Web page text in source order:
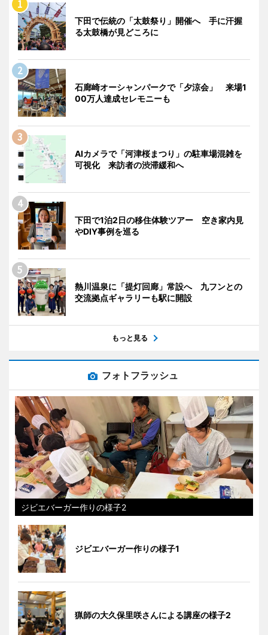
下田で伝統の「太鼓祭り」開催へ 手に汗握
る太鼓橋が見どころに
石廊崎オーシャンパークで「夕涼会」 来場1
00万人達成セレモニーも
AIカメラで「河津桜まつり」の駐車場混雑を
可視化 来訪者の渋滞緩和へ
下田で1泊2日の移住体験ツアー 空き家内見
やDIY事例を巡る
熱川温泉に「提灯回廊」常設へ 九フンとの
交流拠点ギャラリーも駅に開設
もっと見る
フォトフラッシュ
ジビエバーガー作りの様子2
ジビエバーガー作りの様子1
猟師の大久保里咲さんによる講座の様子2